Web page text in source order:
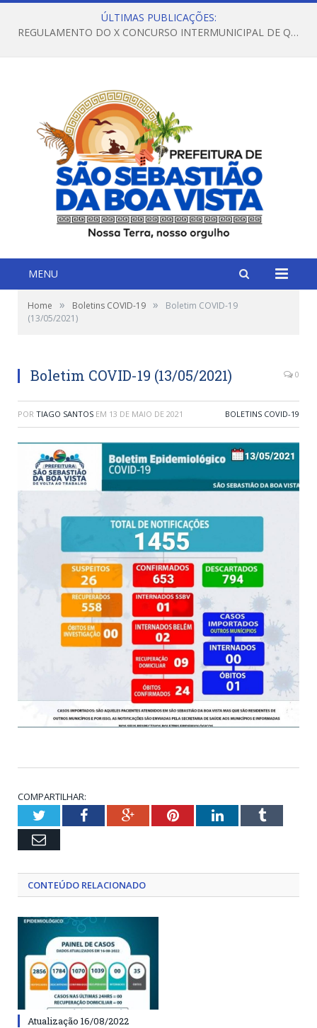
ÚLTIMAS PUBLICAÇÕES:
REGULAMENTO DO X CONCURSO INTERMUNICIPAL DE QUADRILHAS JUNINAS – 2026 – ARRAIÁ DA VENEZA
MENU
Home » Boletins COVID-19 »
Boletim COVID-19
(13/05/2021)
Boletim COVID-19 (13/05/2021) 0
POR TIAGO SANTOS EM 13 DE MAIO DE 2021 BOLETINS COVID-19
COMPARTILHAR:
TwitterFacebookGoogle+PinterestLinkedInTumblr
Email
CONTEÚDO RELACIONADO
Atualização 16/08/2022